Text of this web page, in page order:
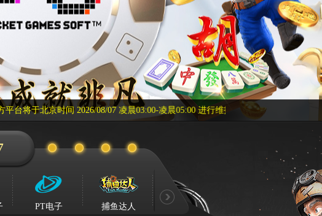
07 凌晨03:00-凌晨05:00 进行维护，通知您，谢谢！ 返水通知：尊敬的威尼
PT电子 捕鱼达人 AE电子